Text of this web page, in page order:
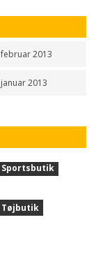
februar 2013
januar 2013
Sportsbutik
Tøjbutik